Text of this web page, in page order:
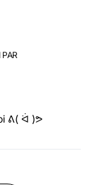
ᕕ( ᐛ )ᕗ